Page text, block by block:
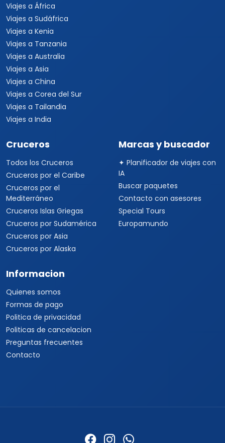
Viajes a África
Viajes a Sudáfrica
Viajes a Kenia
Viajes a Tanzania
Viajes a Australia
Viajes a Asia
Viajes a China
Viajes a Corea del Sur
Viajes a Tailandia
Viajes a India
Cruceros
Todos los Cruceros
Cruceros por el Caribe
Cruceros por el
Mediterráneo
Cruceros Islas Griegas
Cruceros por Sudamérica
Cruceros por Asia
Cruceros por Alaska
Marcas y buscador
✦ Planificador de viajes con
IA
Buscar paquetes
Contacto con asesores
Special Tours
Europamundo
Informacion
Quienes somos
Formas de pago
Politica de privacidad
Politicas de cancelacion
Preguntas frecuentes
Contacto